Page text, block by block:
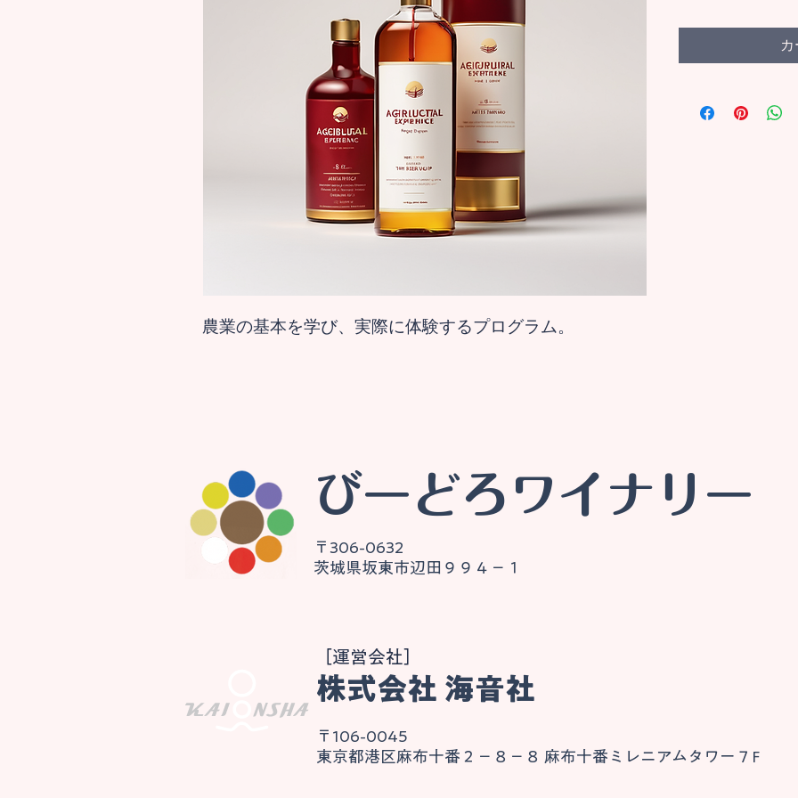
農業の基本を学び、実際に体験するプログラム。
​びーどろワイナリー
〒306-0632
​茨城県坂東市辺田９９４－１
​［運営会社］
​株式会社 海音社
〒106-0045
東京都港区麻布十番２－８－８ ​麻布十番ミレニアムタワー７F